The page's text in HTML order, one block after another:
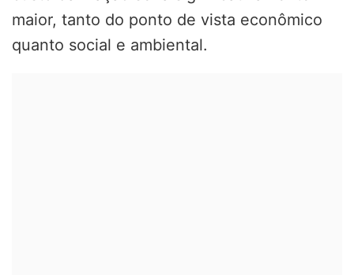
maior, tanto do ponto de vista econômico
quanto social e ambiental.